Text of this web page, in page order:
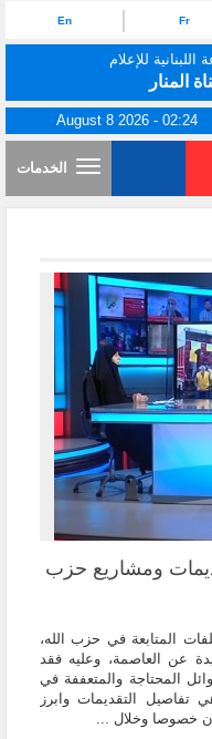
Fr
En
اللبنانية للإعلام
المنار
August 8 2026 - 02:24
الخدمات
ومشاريع حزب
المتابعة في حزب الله،
عن العاصمة، وعليه فقد
المحتاجة والمتعففة في
التقديمات وابرز
خصوصا وخلال ...